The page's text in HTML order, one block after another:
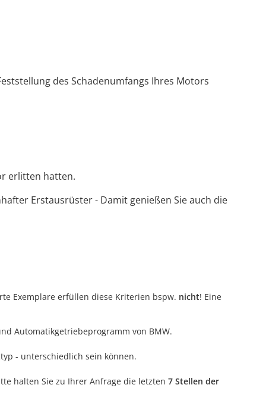
des Schadenumfangs Ihres Motors
erlitten hatten.
Erstausrüster - Damit genießen Sie auch die
Exemplare erfüllen diese Kriterien bspw. nicht! Eine
Automatikgetriebeprogramm von BMW.
- unterschiedlich sein können.
halten Sie zu Ihrer Anfrage die letzten 7 Stellen der